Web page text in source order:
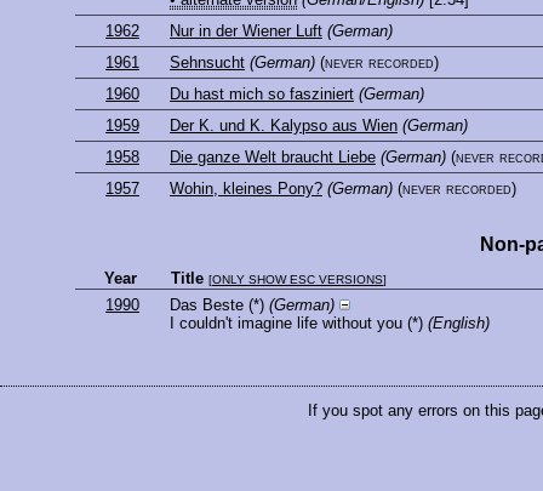
1962
Nur in der Wiener Luft (German)
1961
Sehnsucht (German) (never recorded)
1960
Du hast mich so fasziniert (German)
1959
Der K. und K. Kalypso aus Wien (German)
1958
Die ganze Welt braucht Liebe (German) (never
1957
Wohin, kleines Pony? (German) (never recorded)
Non-
Year Title [ONLY SHOW ESC VERSIONS]
1990 Das Beste (*) (German)
I couldn't imagine life without you (*) (English)
If you spot any errors on this